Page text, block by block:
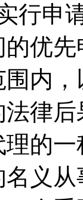
行申
优
内
律
的
义